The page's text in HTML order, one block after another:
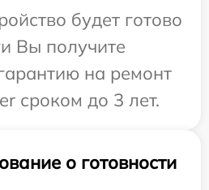
будет готово
Вы получите
на ремонт
сроком до 3 лет.
о готовности